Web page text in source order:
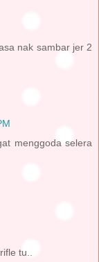
nak sambar jer 2
menggoda selera
tu..